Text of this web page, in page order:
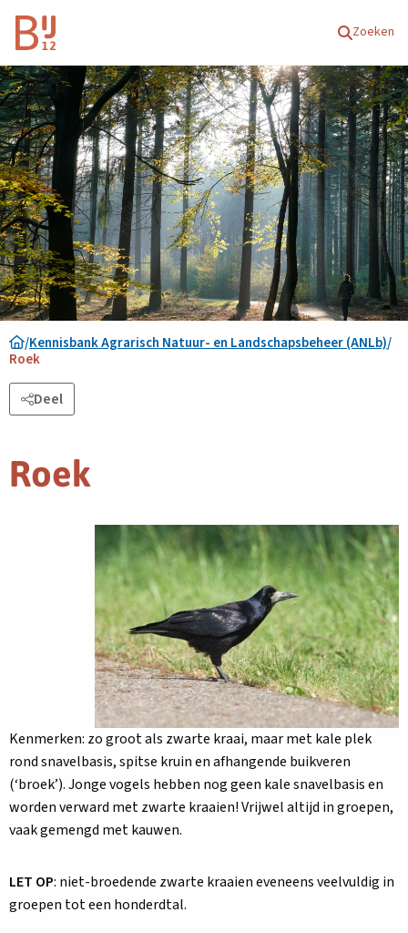
Homepagina Zoeken
/Kennisbank Agrarisch Natuur- en Landschapsbeheer (ANLb)/
Roek
Deel
Roek
Kenmerken: zo groot als zwarte kraai, maar met kale plek
rond snavelbasis, spitse kruin en afhangende buikveren
(‘broek’). Jonge vogels hebben nog geen kale snavelbasis en
worden verward met zwarte kraaien! Vrijwel altijd in groepen,
vaak gemengd met kauwen.
LET OP: niet-broedende zwarte kraaien eveneens veelvuldig in
groepen tot een honderdtal.